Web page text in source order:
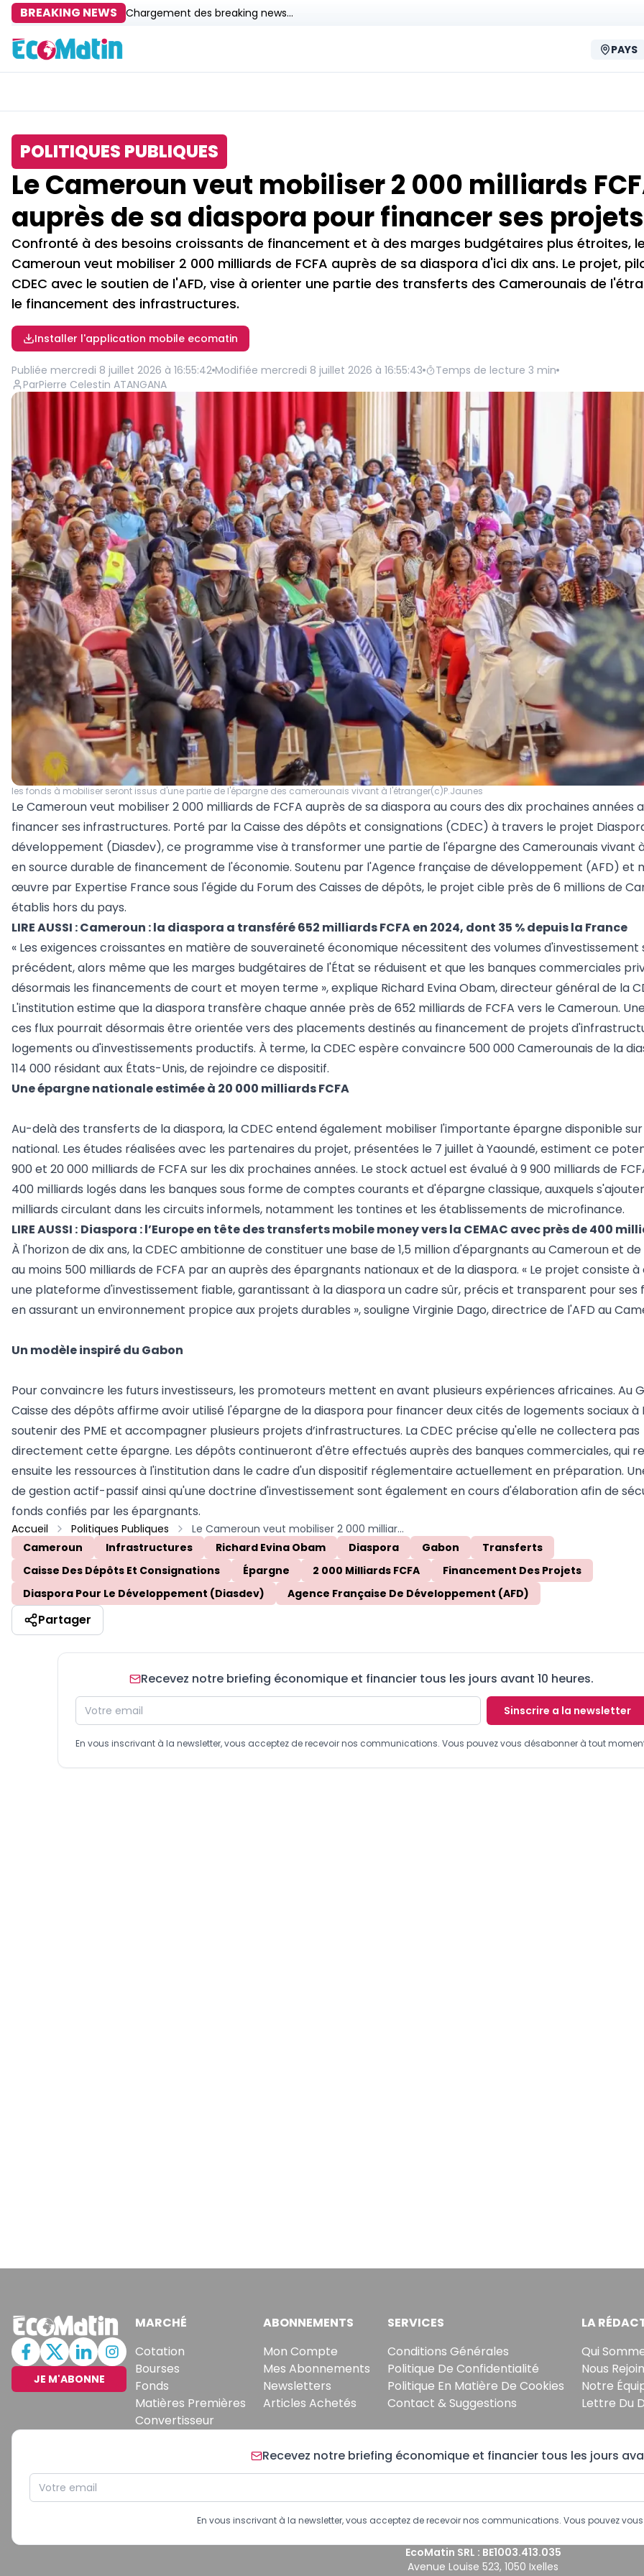
BREAKING NEWS Chargement des breaking news...
PAYS
POLITIQUES PUBLIQUES
Le Cameroun veut mobiliser 2 000 milliards
auprès de sa diaspora pour financer ses projets
Confronté à des besoins croissants de financement et à des marges budgétaires plus étroites,
Cameroun veut mobiliser 2 000 milliards de FCFA auprès de sa diaspora d'ici dix ans. Le projet,
CDEC avec le soutien de l'AFD, vise à orienter une partie des transferts des Camerounais de
le financement des infrastructures.
Installer l'application mobile ecomatin
Publiée mercredi 8 juillet 2026 à 16:55:42 Modifiée mercredi 8 juillet 2026 à 16:55:43 Temps de lecture 3 min
ParPierre Celestin ATANGANA
les fonds à mobiliser seront issus d'une partie de l'épargne des camerounais vivant à l'étranger(c)P.Jaunes
Le Cameroun veut mobiliser 2 000 milliards de FCFA auprès de sa diaspora au cours des dix prochaines années
financer ses infrastructures. Porté par la Caisse des dépôts et consignations (CDEC) à travers le projet
développement (Diasdev), ce programme vise à transformer une partie de l'épargne des Camerounais vivant
en source durable de financement de l'économie. Soutenu par l'Agence française de développement (AFD) et
œuvre par Expertise France sous l'égide du Forum des Caisses de dépôts, le projet cible près de 6 millions de
établis hors du pays.
LIRE AUSSI :Cameroun : la diaspora a transféré 652 milliards FCFA en 2024, dont 35 % depuis la France
« Les exigences croissantes en matière de souveraineté économique nécessitent des volumes d'investissement
précédent, alors même que les marges budgétaires de l'État se réduisent et que les banques commerciales
désormais les financements de court et moyen terme », explique Richard Evina Obam, directeur général de la
L'institution estime que la diaspora transfère chaque année près de 652 milliards de FCFA vers le Cameroun.
ces flux pourrait désormais être orientée vers des placements destinés au financement de projets
logements ou d'investissements productifs. À terme, la CDEC espère convaincre 500 000 Camerounais de la
114 000 résidant aux États-Unis, de rejoindre ce dispositif.
Une épargne nationale estimée à 20 000 milliards FCFA
Au-delà des transferts de la diaspora, la CDEC entend également mobiliser l'importante épargne disponible
national. Les études réalisées avec les partenaires du projet, présentées le 7 juillet à Yaoundé, estiment ce
900 et 20 000 milliards de FCFA sur les dix prochaines années. Le stock actuel est évalué à 9 900 milliards de
400 milliards logés dans les banques sous forme de comptes courants et d'épargne classique, auxquels
milliards circulant dans les circuits informels, notamment les tontines et les établissements de microfinance.
LIRE AUSSI : Diaspora : l’Europe en tête des transferts mobile money vers la CEMAC avec près de 400
À l'horizon de dix ans, la CDEC ambitionne de constituer une base de 1,5 million d'épargnants au Cameroun et
au moins 500 milliards de FCFA par an auprès des épargnants nationaux et de la diaspora. « Le projet consiste
une plateforme d'investissement fiable, garantissant à la diaspora un cadre sûr, précis et transparent pour ses
en assurant un environnement propice aux projets durables », souligne Virginie Dago, directrice de l'AFD au
Un modèle inspiré du Gabon
Pour convaincre les futurs investisseurs, les promoteurs mettent en avant plusieurs expériences africaines. Au
Caisse des dépôts affirme avoir utilisé l'épargne de la diaspora pour financer deux cités de logements sociaux à
soutenir des PME et accompagner plusieurs projets d’infrastructures. La CDEC précise qu'elle ne collectera pas
directement cette épargne. Les dépôts continueront d'être effectués auprès des banques commerciales, qui
ensuite les ressources à l'institution dans le cadre d'un dispositif réglementaire actuellement en préparation.
de gestion actif-passif ainsi qu'une doctrine d'investissement sont également en cours d'élaboration afin de
fonds confiés par les épargnants.
Accueil Politiques Publiques
Le Cameroun veut mobiliser 2 000 milliards FCFA auprès de sa diaspora pour financer ses projets
Cameroun
Infrastructures Richard Evina Obam Diaspora Gabon
Transferts
Caisse Des Dépôts Et Consignations
Épargne 2 000 Milliards FCFA
Financement Des Projets
Diaspora Pour Le Développement (Diasdev)
Agence Française De Développement (AFD)
Partager
Recevez notre briefing économique et financier tous les jours avant 10 heures.
Sinscrire a la newsletter
En vous inscrivant à la newsletter, vous acceptez de recevoir nos communications. Vous pouvez vous désabonner à tout
JE M'ABONNE
MARCHÉ
Cotation
Bourses
Fonds
Matières Premières
Convertisseur
ABONNEMENTS
Mon Compte
Mes Abonnements
Newsletters
Articles Achetés
SERVICES
Conditions Générales
Politique De Confidentialité
Politique En Matière De Cookies
Contact & Suggestions
LA
Qui
Nous
Notre
Lettre Du
Recevez notre briefing économique et financier tous les jours
En vous inscrivant à la newsletter, vous acceptez de recevoir nos communications. Vous pouvez
EcoMatin SRL : BE1003.413.035
Avenue Louise 523, 1050 Ixelles